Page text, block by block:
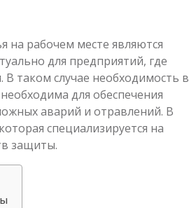
на рабочем месте являются
для предприятий, где
таком случае необходимость в
для обеспечения
аварий и отравлений. В
специализируется на
защиты.